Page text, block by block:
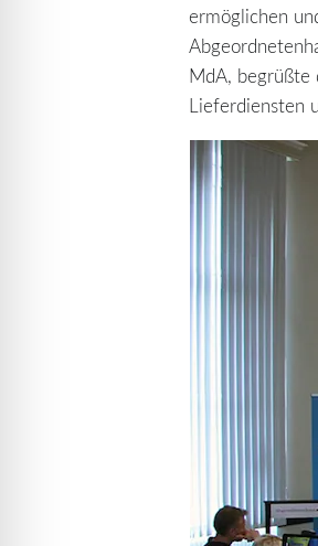
ermöglichen
MdA, begrüßte
Lieferdiensten